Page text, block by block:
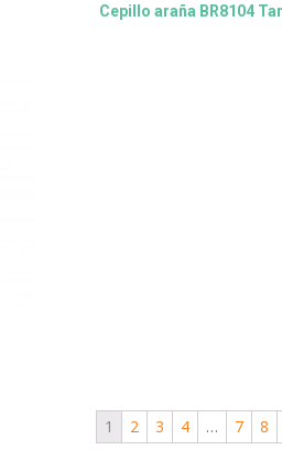
Cepillo araña BR8104
1 2 3 4 … 7 8